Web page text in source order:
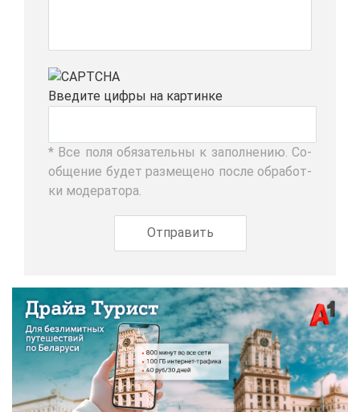
Вве­ди­те циф­ры на кар­тин­ке
* Все по­ля обя­за­тель­ны к за­пол­не­нию. Со­
об­ще­ние бу­дет раз­ме­ще­но по­сле об­ра­бот­
ки мо­де­ра­то­ра.